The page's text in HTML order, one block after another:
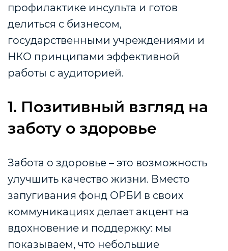
профилактике инсульта и готов
делиться с бизнесом,
государственными учреждениями и
НКО принципами эффективной
работы с аудиторией.
1. Позитивный взгляд на
заботу о здоровье
Забота о здоровье – это возможность
улучшить качество жизни. Вместо
запугивания фонд ОРБИ в своих
коммуникациях делает акцент на
вдохновение и поддержку: мы
показываем, что небольшие